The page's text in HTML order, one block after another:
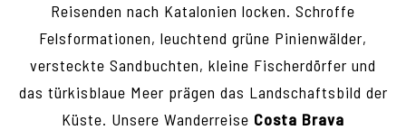
Reisenden nach Katalonien locken. Schroffe
Felsformationen, leuchtend grüne Pinienwälder,
versteckte Sandbuchten, kleine Fischerdörfer und
das türkisblaue Meer prägen das Landschaftsbild der
Küste. Unsere Wanderreise Costa Brava